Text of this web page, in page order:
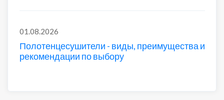
01.08.2026
Полотенцесушители - виды, преимущества и
рекомендации по выбору